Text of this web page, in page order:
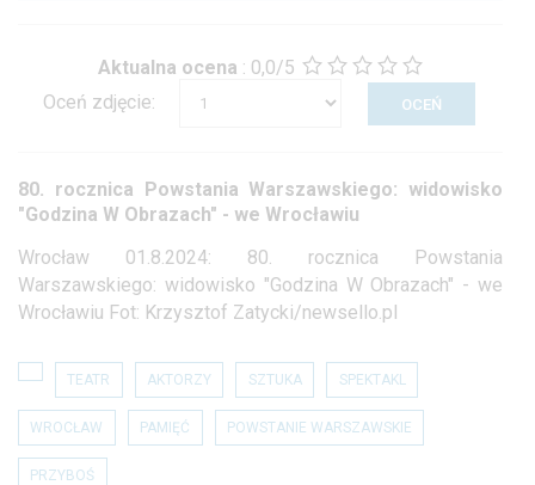
Aktualna ocena : 0,0/5
Oceń zdjęcie:
80. rocznica Powstania Warszawskiego: widowisko
"Godzina W Obrazach" - we Wrocławiu
Wrocław 01.8.2024: 80. rocznica Powstania
Warszawskiego: widowisko "Godzina W Obrazach" - we
Wrocławiu Fot: Krzysztof Zatycki/newsello.pl
TEATR AKTORZY SZTUKA SPEKTAKL
WROCŁAW PAMIĘĆ POWSTANIE WARSZAWSKIE
PRZYBOŚ